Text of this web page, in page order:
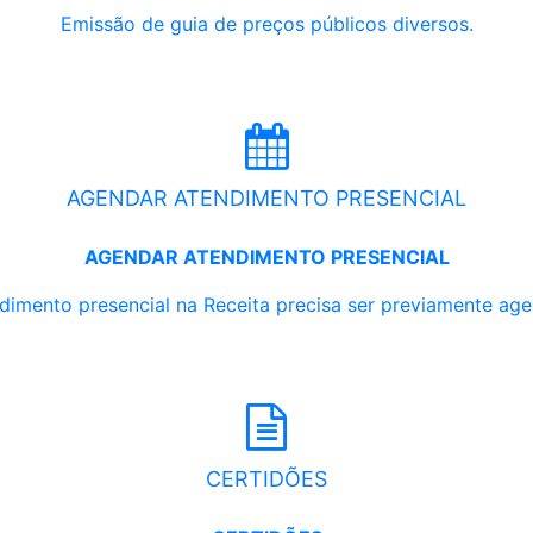
Emissão de guia de preços públicos diversos.
AGENDAR ATENDIMENTO PRESENCIAL
AGENDAR ATENDIMENTO PRESENCIAL
presencial na Receita precisa ser previamente
CERTIDÕES